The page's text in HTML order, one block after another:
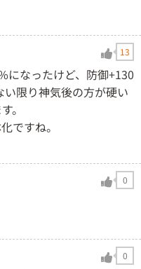
13
になったけど、防御+130
限り神気後の方が硬い
。
ですね。
0
0